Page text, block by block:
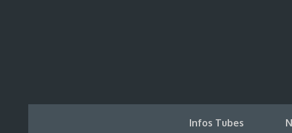
Infos Tubes